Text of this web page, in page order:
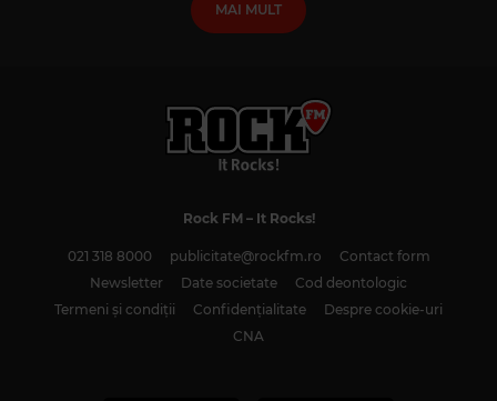
MAI MULT
Rock FM– It Rocks!
021 318 8000 publicitate@rockfm.ro
Contact form
Newsletter
Date societate
Cod deontologic
Termeni și condiții
Confidențialitate
Despre cookie-uri
CNA